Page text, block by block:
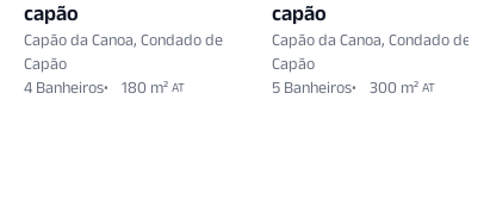
capão
Capão da Canoa, Condado de
Capão
4 Banheiros
180 m² AT
capão
Capão da Canoa, Condado de
Capão
5 Banheiros
300 m² AT